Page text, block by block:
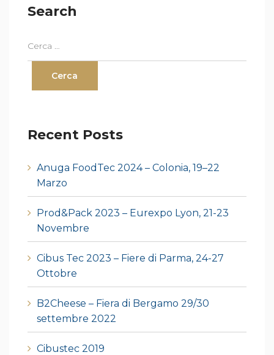
Search
Recent Posts
Anuga FoodTec 2024 – Colonia, 19–22
Marzo
Prod&Pack 2023 – Eurexpo Lyon, 21-23
Novembre
Cibus Tec 2023 – Fiere di Parma, 24-27
Ottobre
B2Cheese – Fiera di Bergamo 29/30
settembre 2022
Cibustec 2019